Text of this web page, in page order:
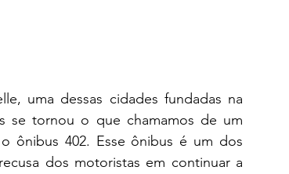
uma dessas cidades fundadas na
se tornou o que chamamos de um
ônibus 402. Esse ônibus é um dos
dos motoristas em continuar a